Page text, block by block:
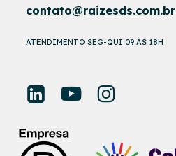
contato@raizesds.com.br
ATENDIMENTO SEG-QUI 09 ÀS 18H